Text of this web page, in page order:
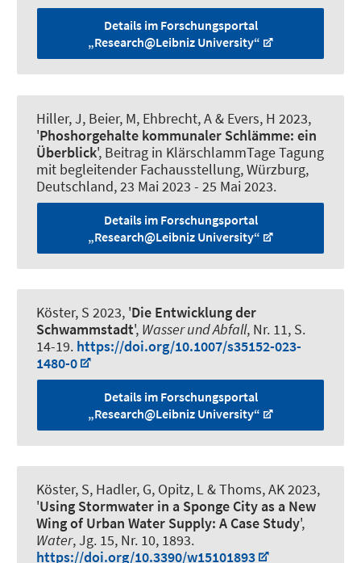
Details im Forschungsportal
„Research@Leibniz University“
Hiller, J, Beier, M, Ehbrecht, A & Evers, H 2023,
'Phoshorgehalte kommunaler Schlämme: ein
Überblick', Beitrag in KlärschlammTage Tagung
mit begleitender Fachausstellung, Würzburg,
Deutschland,23 Mai 2023 - 25 Mai 2023.
Details im Forschungsportal
„Research@Leibniz University“
Köster, S 2023, 'Die Entwicklung der
Schwammstadt', Wasser und Abfall, Nr. 11, S.
14-19. https://doi.org/10.1007/s35152-023-
1480-0
Details im Forschungsportal
„Research@Leibniz University“
Köster, S, Hadler, G, Opitz, L & Thoms, AK 2023,
'Using Stormwater in a Sponge City as a New
Wing of Urban Water Supply: A Case Study',
Water, Jg. 15, Nr. 10, 1893.
https://doi.org/10.3390/w15101893